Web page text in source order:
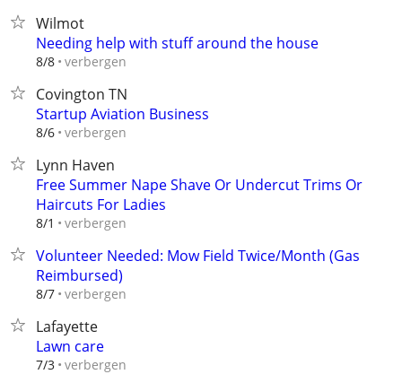
Wilmot
Needing help with stuff around the house
8/8 verbergen
Covington TN
Startup Aviation Business
8/6 verbergen
Lynn Haven
Free Summer Nape Shave Or Undercut Trims Or
Haircuts For Ladies
8/1 verbergen
Volunteer Needed: Mow Field Twice/Month (Gas
Reimbursed)
8/7 verbergen
Lafayette
Lawn care
7/3 verbergen